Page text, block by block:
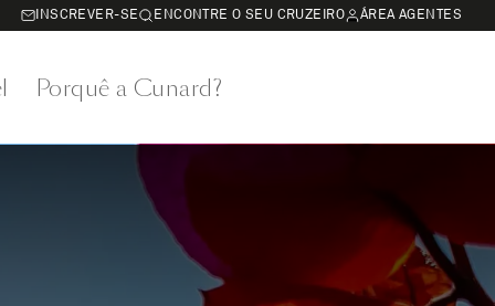
INSCREVER-SE ENCONTRE O SEU CRUZEIRO ÁREA AGENTES
Porquê a Cunard?